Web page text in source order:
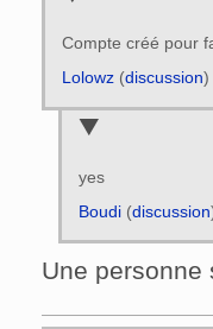
Compte créé pour
Lolowz(discussion)
yes
Boudi(discussion
Une personne